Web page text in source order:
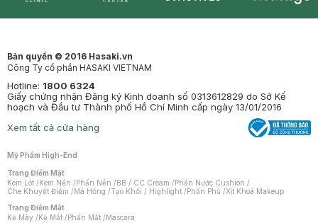
Bản quyền © 2016 Hasaki.vn
Công Ty cổ phần HASAKI VIETNAM
Hotline: 1800 6324
Giấy chứng nhận Đăng ký Kinh doanh số 0313612829 do Sở Kế
hoạch và Đầu tư Thành phố Hồ Chí Minh cấp ngày 13/01/2016
Xem tất cả cửa hàng
Mỹ Phẩm High-End
Trang Điểm Mặt
Kem Lót /Kem Nền /Phấn Nền /BB / CC Cream /Phấn Nước Cushion /
Che Khuyết Điểm /Má Hồng /Tạo Khối / Highlight /Phấn Phủ /Xịt Khoá Makeup
Trang Điểm Mắt
Kẻ Mày /Kẻ Mắt /Phấn Mắt /Mascara